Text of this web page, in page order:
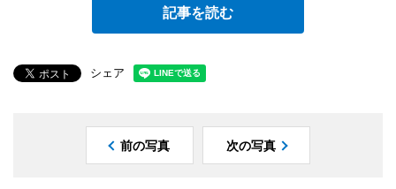
記事を読む
シェア
前の写真 次の写真